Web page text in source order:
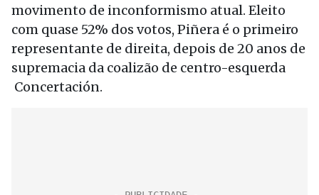
movimento de inconformismo atual. Eleito
com quase 52% dos votos, Piñera é o primeiro
representante de direita, depois de 20 anos de
supremacia da coalizão de centro-esquerda
Concertación.